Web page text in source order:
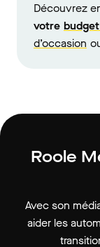
Découvrez
votre
d’occasion
Roole
Avec son
aider les